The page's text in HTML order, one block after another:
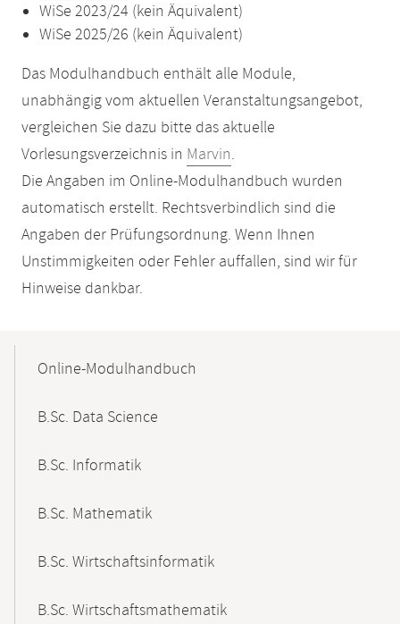
WiSe 2023/24 (kein Äquivalent)
WiSe 2025/26 (kein Äquivalent)
Das Modulhandbuch enthält alle Module,
unabhängig vom aktuellen Veranstaltungsangebot,
vergleichen Sie dazu bitte das aktuelle
Vorlesungsverzeichnis in Marvin.
Die Angaben im Online-Modulhandbuch wurden
automatisch erstellt. Rechtsverbindlich sind die
Angaben der Prüfungsordnung. Wenn Ihnen
Unstimmigkeiten oder Fehler auffallen, sind wir für
Hinweise dankbar.
NavigationOnline-Modulhandbuch
B.Sc. Data Science
B.Sc. Informatik
B.Sc. Mathematik
B.Sc. Wirtschaftsinformatik
B.Sc. Wirtschaftsmathematik